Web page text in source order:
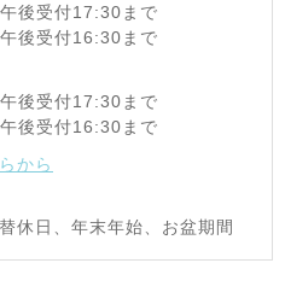
後受付17:30まで
後受付16:30まで
後受付17:30まで
後受付16:30まで
から
休日、年末年始、お盆期間